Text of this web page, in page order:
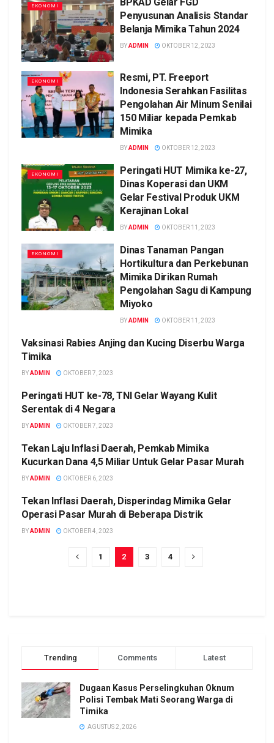
EKONOMI
BPKAD Gelar FGD
Penyusunan Analisis Standar
Belanja Mimika Tahun 2024
BYADMIN OKTOBER 12, 2023
EKONOMI
Resmi, PT. Freeport
Indonesia Serahkan Fasilitas
Pengolahan Air Minum Senilai
150 Miliar kepada Pemkab
Mimika
BYADMIN OKTOBER 12, 2023
EKONOMI
Peringati HUT Mimika ke-27,
Dinas Koperasi dan UKM
Gelar Festival Produk UKM
Kerajinan Lokal
BYADMIN OKTOBER 11, 2023
EKONOMI
Dinas Tanaman Pangan
Hortikultura dan Perkebunan
Mimika Dirikan Rumah
Pengolahan Sagu di Kampung
Miyoko
BYADMIN OKTOBER 11, 2023
EKONOMI
Vaksinasi Rabies Anjing dan Kucing Diserbu Warga
Timika
BYADMIN OKTOBER 7, 2023
EKONOMI
Peringati HUT ke-78, TNI Gelar Wayang Kulit
Serentak di 4 Negara
BYADMIN OKTOBER 7, 2023
EKONOMI
Tekan Laju Inflasi Daerah, Pemkab Mimika
Kucurkan Dana 4,5 Miliar Untuk Gelar Pasar Murah
BYADMIN OKTOBER 6, 2023
EKONOMI
Tekan Inflasi Daerah, Disperindag Mimika Gelar
Operasi Pasar Murah di Beberapa Distrik
BYADMIN OKTOBER 4, 2023
1 2 3 4
Trending Comments Latest
Dugaan Kasus Perselingkuhan Oknum
Polisi Tembak Mati Seorang Warga di
Timika
AGUSTUS 2, 2026